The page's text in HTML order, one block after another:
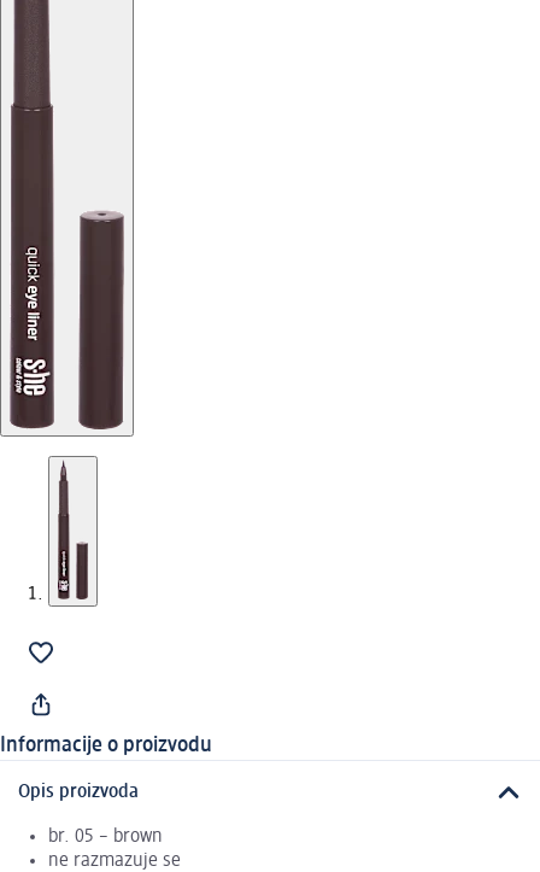
Informacije o proizvodu
Opis proizvoda
br. 05 – brown
ne razmazuje se